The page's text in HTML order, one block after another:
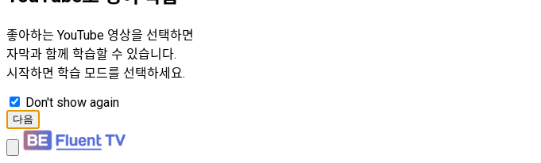
좋아하는 YouTube 영상을 선택하면
자막과 함께 학습할 수 있습니다.
시작하면 학습 모드를 선택하세요.
Don't show again
다음